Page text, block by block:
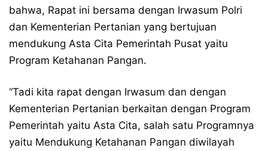
bahwa, Rapat ini bersama dengan Irwasum Polri
dan Kementerian Pertanian yang bertujuan
mendukung Asta Cita Pemerintah Pusat yaitu
Program Ketahanan Pangan.
“Tadi kita rapat dengan Irwasum dan dengan
Kementerian Pertanian berkaitan dengan Program
Pemerintah yaitu Asta Cita, salah satu Programnya
yaitu Mendukung Ketahanan Pangan diwilayah